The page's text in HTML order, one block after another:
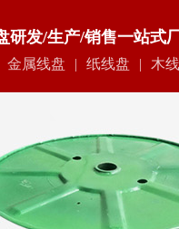
研发/生产/销售一站式
金属线盘 | 纸线盘 | 木